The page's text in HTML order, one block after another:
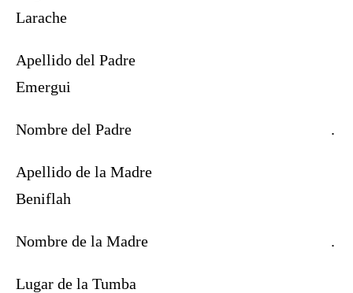
Larache
Apellido del Padre
Emergui
Nombre del Padre .
Apellido de la Madre
Beniflah
Nombre de la Madre .
Lugar de la Tumba